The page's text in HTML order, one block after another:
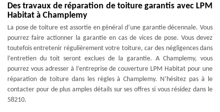
Des travaux de réparation de toiture garantis avec LPM
Habitat à Champlemy
La pose de toiture est assortie en général d’une garantie décennale. Vous
pourrez faire actionner la garantie en cas de vices de pose. Vous devez
toutefois entretenir régulièrement votre toiture, car des négligences dans
l’entretien du toit seront exclues de la garantie. A Champlemy, vous
pourrez vous adresser à l’entreprise de couverture LPM Habitat pour une
réparation de toiture dans les règles à Champlemy. N’hésitez pas à le
contacter pour de plus amples détails sur ses offres si vous résidez dans le
58210.